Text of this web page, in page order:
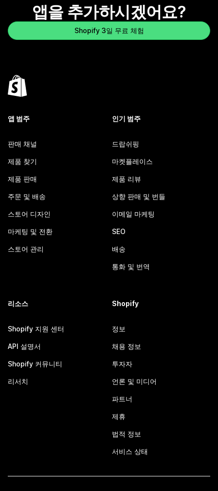
앱을 추가하시겠어요?
Shopify 3일 무료 체험
앱 범주
판매 채널
제품 찾기
제품 판매
주문 및 배송
스토어 디자인
마케팅 및 전환
스토어 관리
인기 범주
드랍쉬핑
마켓플레이스
제품 리뷰
상향 판매 및 번들
이메일 마케팅
SEO
배송
통화 및 번역
리소스
Shopify 지원 센터
API 설명서
Shopify 커뮤니티
리서치
Shopify
정보
채용 정보
투자자
언론 및 미디어
파트너
제휴
법적 정보
서비스 상태